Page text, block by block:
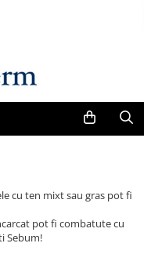
cu ten mixt sau gras pot fi
pot fi combatute cu
Sebum!